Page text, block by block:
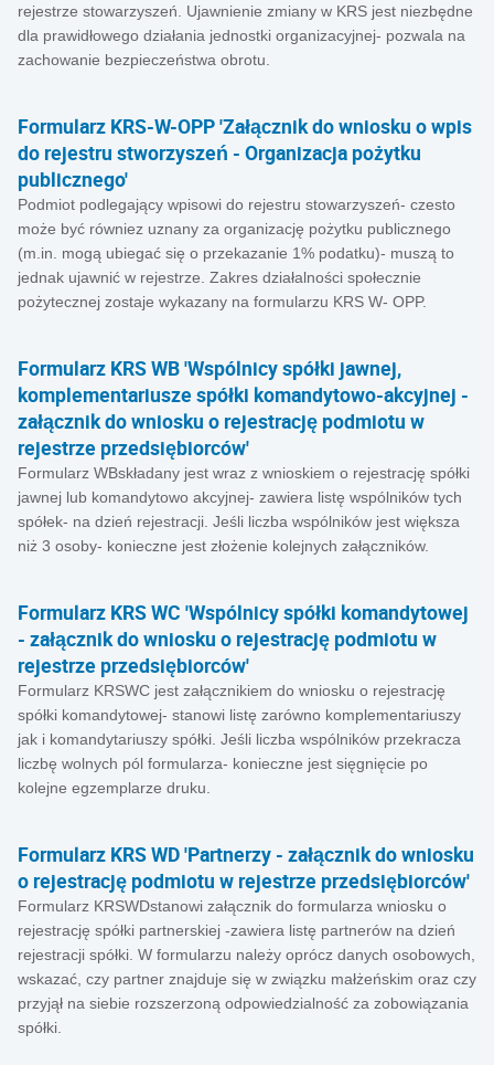
rejestrze stowarzyszeń. Ujawnienie zmiany w KRS jest niezbędne
dla prawidłowego działania jednostki organizacyjnej- pozwala na
zachowanie bezpieczeństwa obrotu.
Formularz KRS-W-OPP 'Załącznik do wniosku o wpis
do rejestru stworzyszeń - Organizacja pożytku
publicznego'
Podmiot podlegający wpisowi do rejestru stowarzyszeń- czesto
może być równiez uznany za organizację pożytku publicznego
(m.in. mogą ubiegać się o przekazanie 1% podatku)- muszą to
jednak ujawnić w rejestrze. Zakres działalności społecznie
pożytecznej zostaje wykazany na formularzu KRS W- OPP.
Formularz KRS WB 'Wspólnicy spółki jawnej,
komplementariusze spółki komandytowo-akcyjnej -
załącznik do wniosku o rejestrację podmiotu w
rejestrze przedsiębiorców'
Formularz WBskładany jest wraz z wnioskiem o rejestrację spółki
jawnej lub komandytowo akcyjnej- zawiera listę wspólników tych
spółek- na dzień rejestracji. Jeśli liczba wspólników jest większa
niż 3 osoby- konieczne jest złożenie kolejnych załączników.
Formularz KRS WC 'Wspólnicy spółki komandytowej
- załącznik do wniosku o rejestrację podmiotu w
rejestrze przedsiębiorców'
Formularz KRSWC jest załącznikiem do wniosku o rejestrację
spółki komandytowej- stanowi listę zarówno komplementariuszy
jak i komandytariuszy spółki. Jeśli liczba wspólników przekracza
liczbę wolnych pól formularza- konieczne jest sięgnięcie po
kolejne egzemplarze druku.
Formularz KRS WD 'Partnerzy - załącznik do wniosku
o rejestrację podmiotu w rejestrze przedsiębiorców'
Formularz KRSWDstanowi załącznik do formularza wniosku o
rejestrację spółki partnerskiej -zawiera listę partnerów na dzień
rejestracji spółki. W formularzu należy oprócz danych osobowych,
wskazać, czy partner znajduje się w związku małżeńskim oraz czy
przyjął na siebie rozszerzoną odpowiedzialność za zobowiązania
spółki.